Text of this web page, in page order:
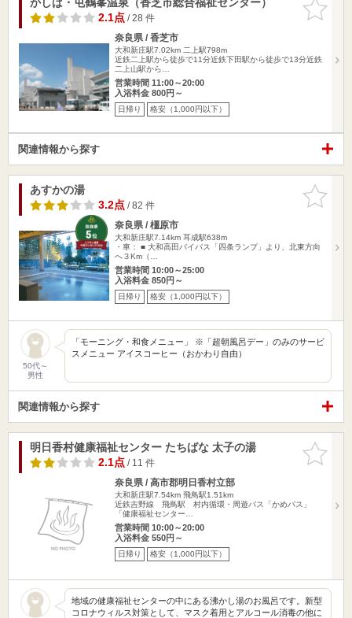
りに追加
2.1点/ 28 件
奈良県 / 香芝市
大和新庄駅7.02km 二上駅798m
近鉄二上駅から徒歩で11分近鉄下田駅から徒歩で13分近鉄
二上山駅から…
営業時間 11:00～20:00
入浴料金 800円～
日帰り 格安（1,000円以下）
関連情報から探す
お気に入
りに追加
あすかの湯
3.2点/ 82 件
奈良県 / 橿原市
大和新庄駅7.14km 耳成駅638m
・車： ■ 大和高田バイパス「四条ランプ」より、北東方向
へ３Km（…
営業時間 10:00～25:00
入浴料金 850円～
日帰り 格安（1,000円以下）
50代～
男性
「モーニング・和食メニュー」 ※「超朝風呂デー」のみのサービ
スメニュー アイスコーヒー（おかわり自由）
関連情報から探す
お気に入
りに追加
明日香村健康福祉センター たちばな 太子の湯
2.1点/ 11 件
奈良県 / 高市郡明日香村立部
大和新庄駅7.54km 飛鳥駅1.51km
近鉄吉野線 飛鳥駅 村内循環・周遊バス「かめバス」
「健康福祉センター…
営業時間 10:00～20:00
入浴料金 550円～
日帰り 格安（1,000円以下）
地域の健康福祉センターの中にある沸かし湯のお風呂です。新型
コロナウィルス対策として、マスク着用とアルコール消毒の他に